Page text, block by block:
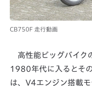
CB750F 走行動画
高性能ビッグバイク
1980年代に入るとそ
は、V4エンジン搭載